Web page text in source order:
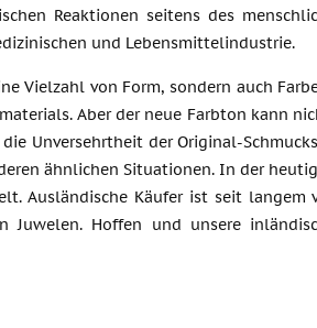
Reaktionen seitens des
und Lebensmittelindustrie.
Vielzahl von Form, sondern auch
Aber der neue Farbton kann
Unversehrtheit der Original-
ähnlichen Situationen. In der
Ausländische Käufer ist seit langem
Hoffen und unsere